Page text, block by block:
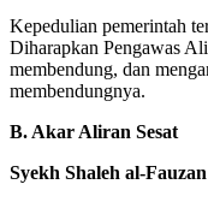
Kepedulian pemerintah
Diharapkan Pengawas
membendung, dan
membendungnya.
B.Akar Aliran Sesat
Syekh Shaleh al-